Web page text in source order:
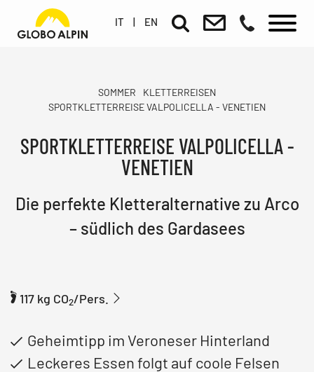
IT | EN
SOMMER
KLETTERREISEN
SPORTKLETTERREISE VALPOLICELLA - VENETIEN
SPORTKLETTERREISE VALPOLICELLA -
VENETIEN
Die perfekte Kletteralternative zu Arco
– südlich des Gardasees
117 kg CO2/Pers.
Geheimtipp im Veroneser Hinterland
Leckeres Essen folgt auf coole Felsen